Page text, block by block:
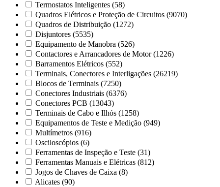
Termostatos Inteligentes (58)
Quadros Elétricos e Proteção de Circuitos (9070)
Quadros de Distribuição (1272)
Disjuntores (5535)
Equipamento de Manobra (526)
Contactores e Arrancadores de Motor (1226)
Barramentos Elétricos (552)
Terminais, Conectores e Interligações (26219)
Blocos de Terminais (7250)
Conectores Industriais (6376)
Conectores PCB (13043)
Terminais de Cabo e Ilhós (1258)
Equipamentos de Teste e Medição (949)
Multímetros (916)
Osciloscópios (6)
Ferramentas de Inspeção e Teste (31)
Ferramentas Manuais e Elétricas (812)
Jogos de Chaves de Caixa (8)
Alicates (90)